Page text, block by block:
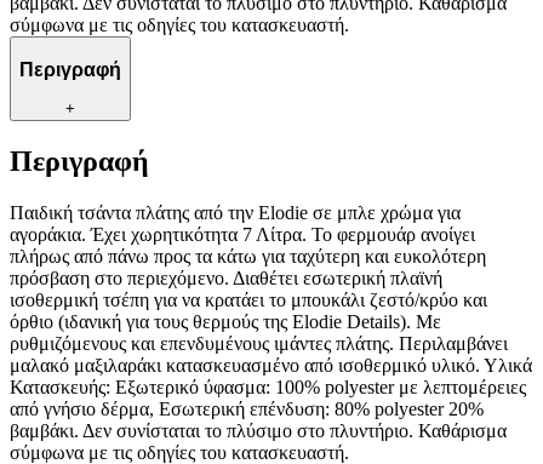
σύμφωνα με τις οδηγίες του κατασκευαστή.
Περιγραφή
+
Περιγραφή
Παιδική τσάντα πλάτης από την Elodie σε μπλε χρώμα για
αγοράκια. Έχει χωρητικότητα 7 Λίτρα. Το φερμουάρ ανοίγει
πλήρως από πάνω προς τα κάτω για ταχύτερη και ευκολότερη
πρόσβαση στο περιεχόμενο. Διαθέτει εσωτερική πλαϊνή
ισοθερμική τσέπη για να κρατάει το μπουκάλι ζεστό/κρύο και
όρθιο (ιδανική για τους θερμούς της Elodie Details). Με
ρυθμιζόμενους και επενδυμένους ιμάντες πλάτης. Περιλαμβάνει
μαλακό μαξιλαράκι κατασκευασμένο από ισοθερμικό υλικό. Υλικά
Κατασκευής: Εξωτερικό ύφασμα: 100% polyester με λεπτομέρειες
από γνήσιο δέρμα, Εσωτερική επένδυση: 80% polyester 20%
βαμβάκι. Δεν συνίσταται το πλύσιμο στο πλυντήριο. Καθάρισμα
σύμφωνα με τις οδηγίες του κατασκευαστή.